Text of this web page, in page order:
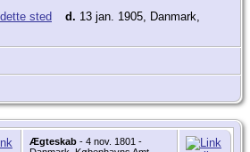
d. 13 jan. 1905, Danmark,
Ægteskab - 4 nov. 1801 -